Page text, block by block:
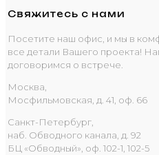
Свяжитесь с нами
Посетите наш офис, и мы в
все детали Вашего проекта!
договоримся о встрече.
Москва,
Мосфильмовская, д. 41, оф. 66
Санкт-Петербург,
наб. Обводного канала, д. 92
БЦ «Обводный», оф. 102-1, 102-5